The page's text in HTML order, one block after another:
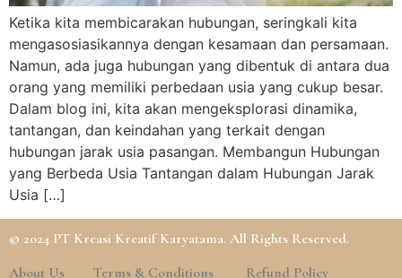
Ketika kita membicarakan hubungan, seringkali kita
mengasosiasikannya dengan kesamaan dan persamaan.
Namun, ada juga hubungan yang dibentuk di antara dua
orang yang memiliki perbedaan usia yang cukup besar.
Dalam blog ini, kita akan mengeksplorasi dinamika,
tantangan, dan keindahan yang terkait dengan
hubungan jarak usia pasangan. Membangun Hubungan
yang Berbeda Usia Tantangan dalam Hubungan Jarak
Usia […]
© 2024 PT Kreasi Kreatif Karyatama. All Rights Reserved.
About Us
Terms & Conditions Refund Policy